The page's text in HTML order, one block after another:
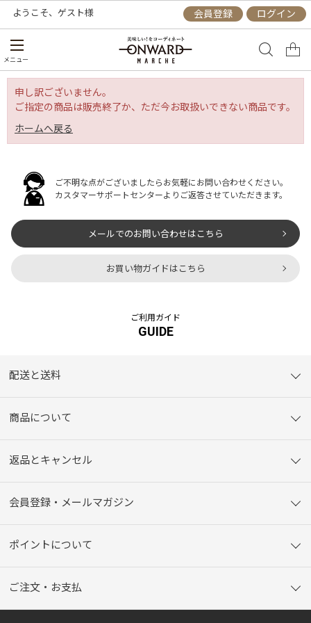
ようこそ、 ゲスト様 会員登録 ログイン
メニュー
申し訳ございません。
ご指定の商品は販売終了か、ただ今お取扱いできない商品です。
ホームへ戻る
ご不明な点がございましたらお気軽にお問い合わせください。
カスタマーサポートセンターよりご返答させていただきます。
メールでのお問い合わせはこちら
お買い物ガイドはこちら
ご利用ガイド
GUIDE
配送と送料
商品について
返品とキャンセル
会員登録・メールマガジン
ポイントについて
ご注文・お支払